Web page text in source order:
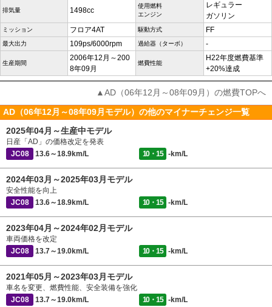
排気量 1498cc
使用燃料
エンジン
レギュラー
ガソリン
ミッション フロア4AT 駆動方式 FF
最大出力 109ps/6000rpm 過給器（ターボ） -
生産期間
2006年12月～200
8年09月
燃費性能
H22年度燃費基準
+20%達成
▲AD（06年12月～08年09月）の燃費TOPへ
AD（06年12月～08年09月モデル）の他のマイナーチェンジ一覧
2025年04月～生産中モデル
日産「AD」の価格改定を発表
JC08
13.6～18.9km/L 10・15 -km/L
2024年03月～2025年03月モデル
安全性能を向上
JC08
13.6～18.9km/L 10・15 -km/L
2023年04月～2024年02月モデル
車両価格を改定
JC08
13.7～19.0km/L 10・15 -km/L
2021年05月～2023年03月モデル
車名を変更、燃費性能、安全装備を強化
JC08
13.7～19.0km/L 10・15 -km/L